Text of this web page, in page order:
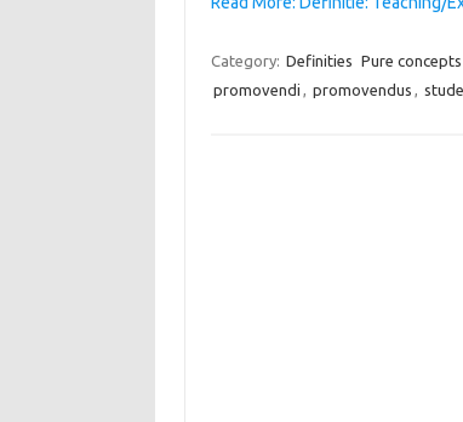
Category: Definities Pure concepts
promovendi , promovendus ,